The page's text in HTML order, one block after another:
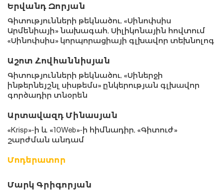
Երվանդ Զորյան
Գիտությունների թեկնածու, «Սինոփսիս
Արմենիայի» նախագահ, Սիլիկոնային հովտում
«Սինոփսիս» կորպորացիայի գլխավոր տեխնոլոգ
Աշոտ Հովհաննիսյան
Գիտությունների թեկնածու, «Սիներջի
ինթերնեյշնլ սիսթեմս» ընկերության գլխավոր
գործադիր տնօրեն
Արտավազդ Մինասյան
«Krisp»-ի և «10Web»-ի հիմնադիր, «Գիտուժ»
շարժման անդամ
Մոդերատոր
Մարկ Գրիգորյան